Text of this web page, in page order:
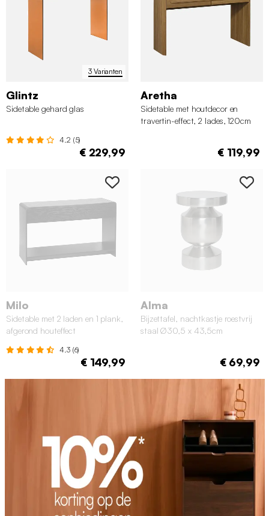
3 Varianten
Glintz
Sidetable gehard glas
4.2 (5)
€ 229,99
Aretha
Sidetable met houtdecor en
travertin-effect, 2 lades, 120cm
€ 119,99
Milo
Sidetable met 2 laden en 1 plank,
afgerond houteffect
4.3 (6)
€ 149,99
Alma
Bijzettafel, nachtkastje roestvrij
staal Ø30,5 x 43,5cm
€ 69,99